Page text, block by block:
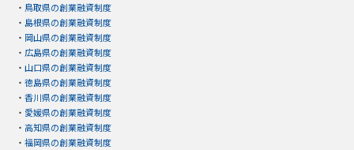
・ 鳥取県の創業融資制度
・ 島根県の創業融資制度
・ 岡山県の創業融資制度
・ 広島県の創業融資制度
・ 山口県の創業融資制度
・ 徳島県の創業融資制度
・ 香川県の創業融資制度
・ 愛媛県の創業融資制度
・ 高知県の創業融資制度
・ 福岡県の創業融資制度